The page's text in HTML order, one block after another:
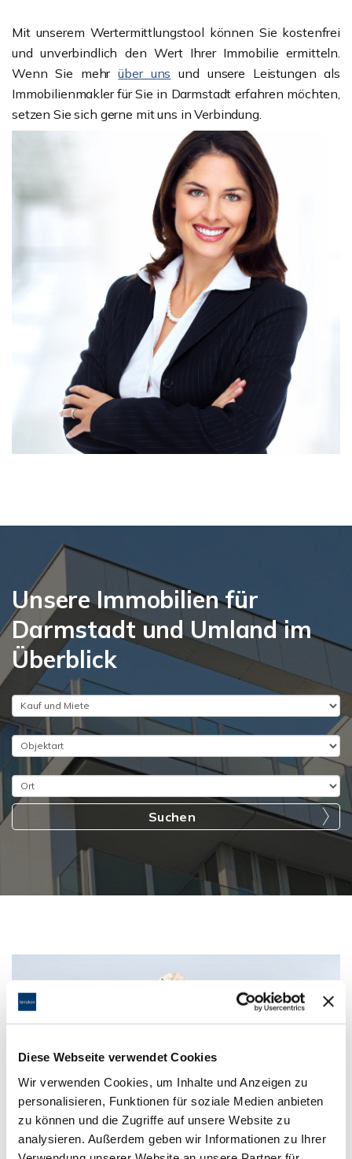
Diese Webseite verwendet Cookies
Wir verwenden Cookies, um Inhalte und Anzeigen zu
personalisieren, Funktionen für soziale Medien anbieten
zu können und die Zugriffe auf unsere Website zu
analysieren. Außerdem geben wir Informationen zu Ihrer
Mit unserem Wertermittlungstool können Sie kostenfrei
und unverbindlich den Wert Ihrer Immobilie ermitteln.
Wenn Sie mehrüber uns und unsere Leistungen als
Immobilienmakler für Sie in Darmstadt erfahren möchten,
setzen Sie sich gerne mit uns in Verbindung.
Unsere Immobilien für
Darmstadt und Umland im
Überblick
Suchen